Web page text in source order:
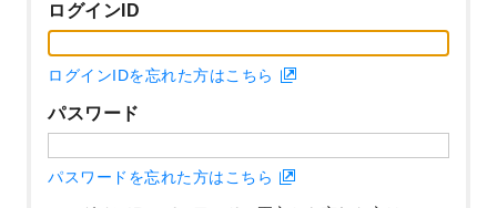
ログインID
ログインIDを忘れた方はこちら
パスワード
パスワードを忘れた方はこちら